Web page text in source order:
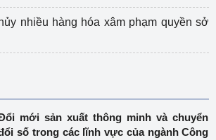
nhiều hàng hóa xâm phạm quyền sở
mới sản xuất thông minh và chuyển
số trong các lĩnh vực của ngành Công